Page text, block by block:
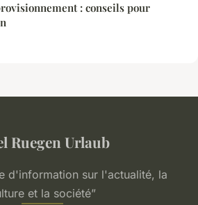
: conseils pour
Ruegen Urlaub
d'information sur l'actualité, la
et la société”